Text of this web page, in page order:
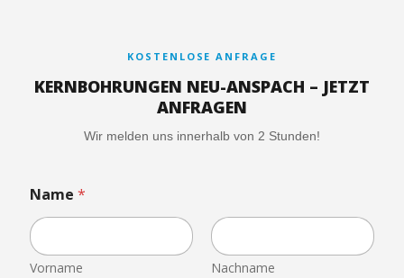
KOSTENLOSE ANFRAGE
KERNBOHRUNGEN NEU-ANSPACH – JETZT
ANFRAGEN
Wir melden uns innerhalb von 2 Stunden!
e
e
f
o
Name *
Vorname Nachname